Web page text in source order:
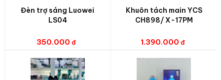
Đèn trợ sáng Luowei
LS04
350.000
Khuôn tách main YCS
CH898/ X-17PM
1.390.000